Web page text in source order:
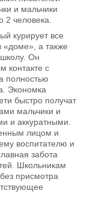
и мальчики
2 человека.
курирует все
«доме», а также
школу. Он
контакте с
полностью
Экономка
быстро получат
мальчики и
и аккуратными.
лицом и
воспитателю и
забота
Школьникам
присмотра